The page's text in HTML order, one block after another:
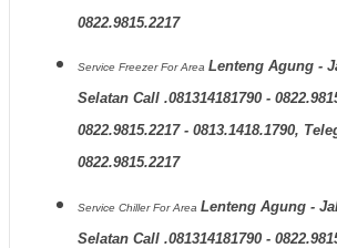
0822.9815.2217
Service FreezerFor Area Lenteng Agung -
Selatan Call .081314181790 -
0822.9815.2217 - 0813.1418.1790,
0822.9815.2217
Service ChillerFor Area Lenteng Agung -
Selatan Call .081314181790 -